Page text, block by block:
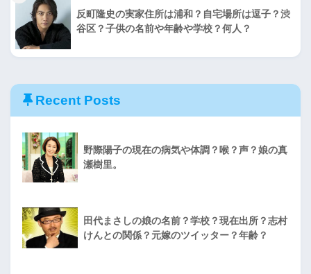
反町隆史の実家住所は浦和？自宅場所は逗子？渋
谷区？子供の名前や年齢や学校？何人？
Recent Posts
野際陽子の現在の病気や体調？喉？声？娘の真
瀬樹里。
田代まさしの娘の名前？学校？現在出所？志村
けんとの関係？元嫁のツイッター？年齢？